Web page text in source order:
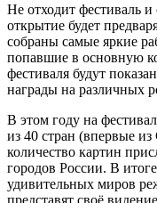
Не отходит фестиваль
открытие будет
собраны самые яркие
попавшие в основную
фестиваля будут
награды на различных
В этом году на
из 40 стран (впервые
количество картин
городов России. В
удивительных миров
представят своё